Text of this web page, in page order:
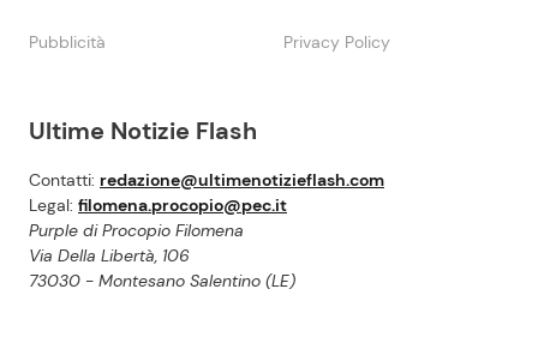
Ultime Notizie Flash
Contatti: redazione@ultimenotizieflash.com
Legal: filomena.procopio@pec.it
Purple di Procopio Filomena
Via Della Libertà, 106
73030 - Montesano Salentino (LE)
Pubblicità Privacy Policy